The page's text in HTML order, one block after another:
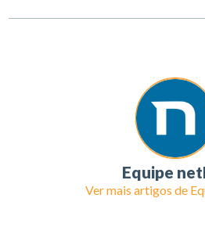
Equipe
Ver mais artigos de